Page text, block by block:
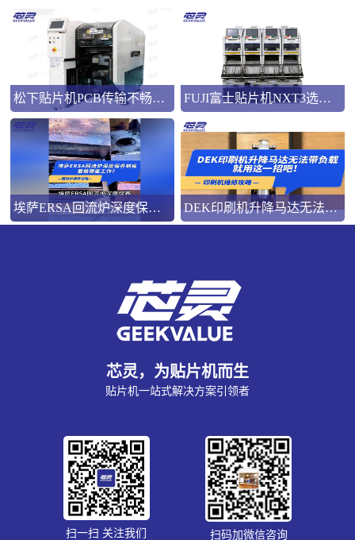
松下贴片机PCB传输不畅的原因与处理方法 FUJI富士贴片机NXT3选M3 III还是M6三代机？看完这篇告别纠结！
埃萨ERSA回流炉深度保养，到底要做哪些工作？ DEK印刷机升降马达无法带负载就用这一招吧！
芯灵，为贴片机而生
贴片机一站式解决方案引领者
扫一扫 关注我们 扫码加微信咨询